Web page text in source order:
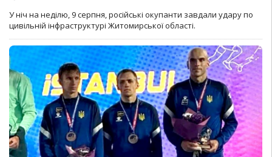
У ніч на неділю, 9 серпня, російські окупанти завдали удару по
цивільній інфраструктурі Житомирської області.